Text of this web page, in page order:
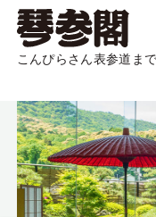
こんぴらさん表参道ま
TOP
温泉
宿泊